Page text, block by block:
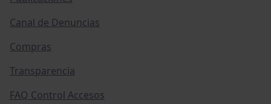
Canal de Denuncias
Compras
Transparencia
FAQ Control Accesos